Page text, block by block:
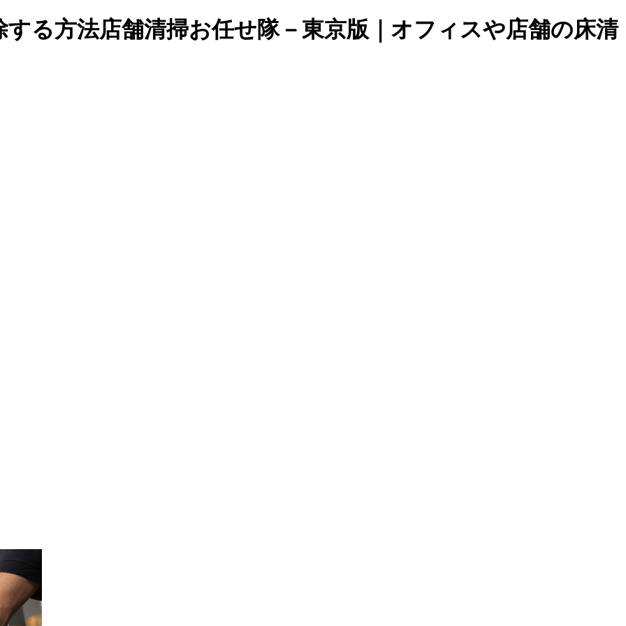
る方法店舗清掃お任せ隊－東京版｜オフィスや店舗の床清